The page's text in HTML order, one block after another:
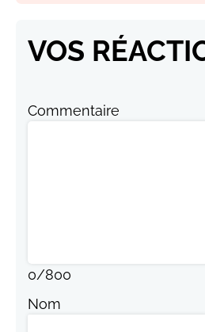
VOS
Commentaire
0/800
Nom